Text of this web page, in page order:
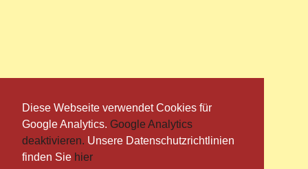
Diese Webseite verwendet Cookies für
Google Analytics. Google Analytics
deaktivieren. Unsere Datenschutzrichtlinien
finden Sie hier